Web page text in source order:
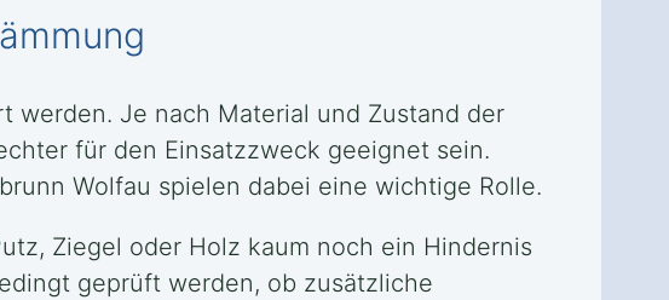
werden. Je nach Material und Zustand der
für den Einsatzzweck geeignet sein.
Wolfau spielen dabei eine wichtige Rolle.
Ziegel oder Holz kaum noch ein Hindernis
geprüft werden, ob zusätzliche